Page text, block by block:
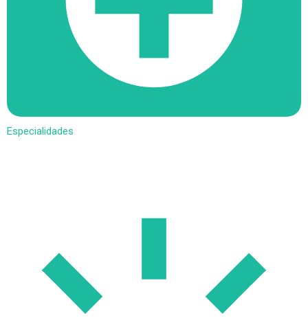
Especialidades